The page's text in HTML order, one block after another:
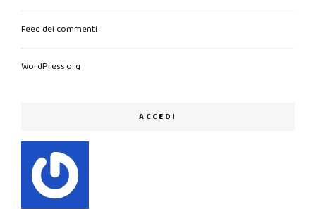
Feed dei commenti
WordPress.org
ACCEDI